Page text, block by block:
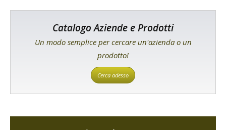
Catalogo Aziende e Prodotti
Un modo semplice per cercare un'azienda o un
prodotto!
Cerca adesso